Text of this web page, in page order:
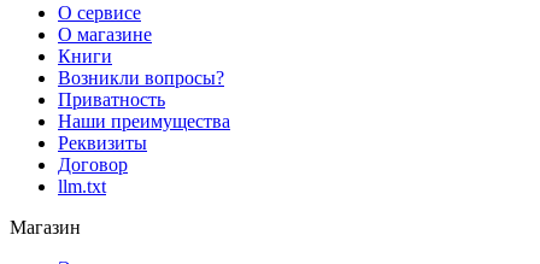
О сервисе
О магазине
Книги
Возникли вопросы?
Приватность
Наши преимущества
Реквизиты
Договор
llm.txt
Магазин